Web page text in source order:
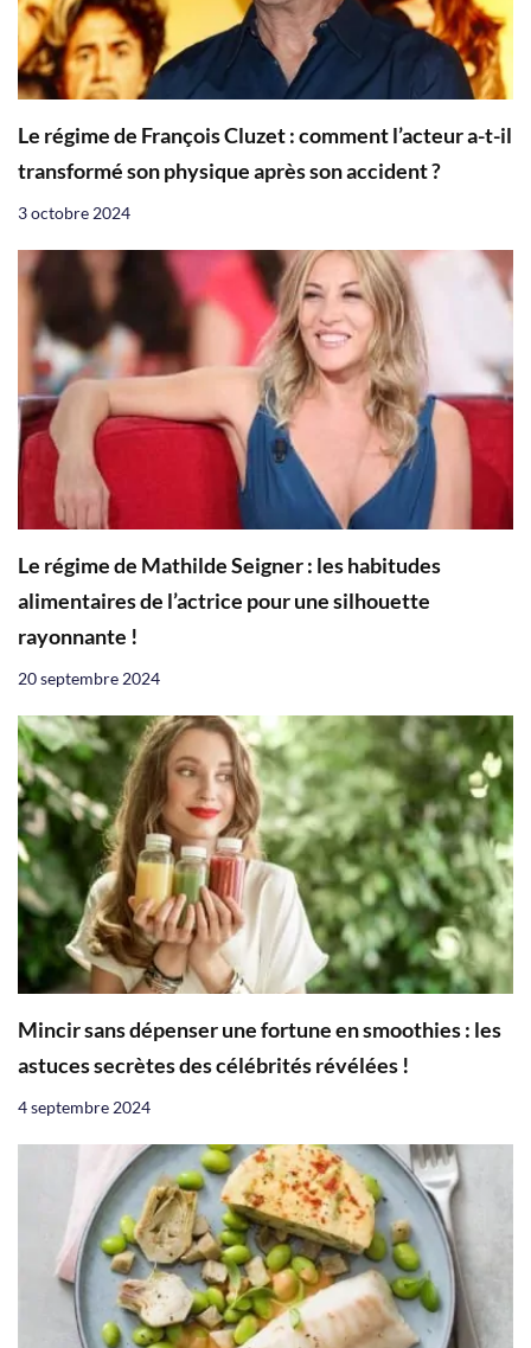
Le régime de François Cluzet : comment l’acteur a-t-il
transformé son physique après son accident ?
3 octobre 2024
Le régime de Mathilde Seigner : les habitudes
alimentaires de l’actrice pour une silhouette
rayonnante !
20 septembre 2024
Mincir sans dépenser une fortune en smoothies : les
astuces secrètes des célébrités révélées !
4 septembre 2024